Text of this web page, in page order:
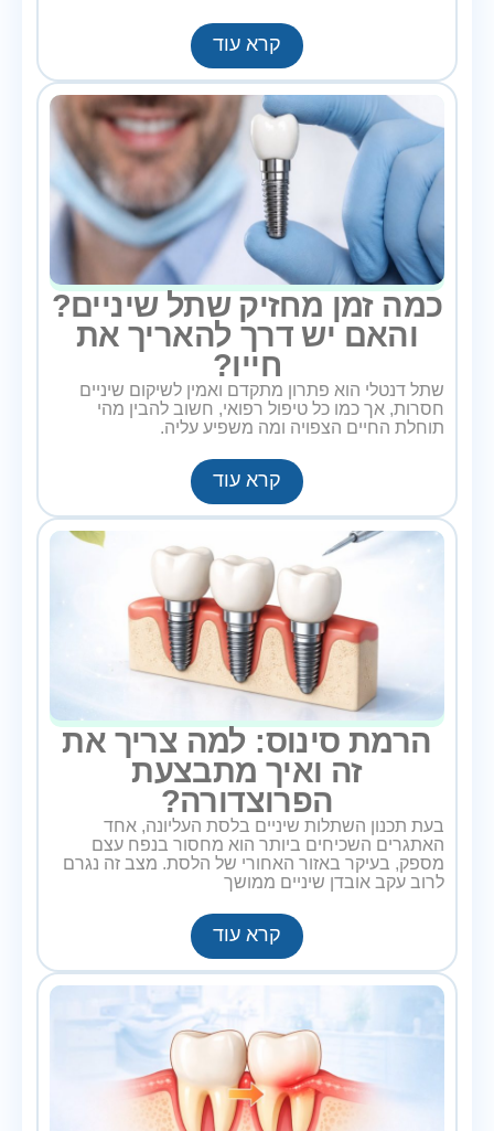
קרא עוד
כמה זמן מחזיק שתל שיניים?
והאם יש דרך להאריך את
חייו?
שתל דנטלי הוא פתרון מתקדם ואמין לשיקום שיניים
חסרות, אך כמו כל טיפול רפואי, חשוב להבין מהי
תוחלת החיים הצפויה ומה משפיע עליה.
קרא עוד
הרמת סינוס: למה צריך את
זה ואיך מתבצעת
הפרוצדורה?
בעת תכנון השתלות שיניים בלסת העליונה, אחד
האתגרים השכיחים ביותר הוא מחסור בנפח עצם
מספק, בעיקר באזור האחורי של הלסת. מצב זה נגרם
לרוב עקב אובדן שיניים ממושך
קרא עוד